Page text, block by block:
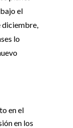
el
diciembre,
lo
en el
en los